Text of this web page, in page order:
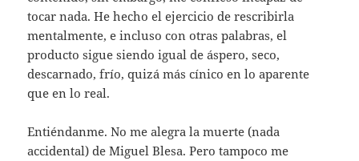
tocar nada. He hecho el ejercicio de rescribirla
mentalmente, e incluso con otras palabras, el
producto sigue siendo igual de áspero, seco,
descarnado, frío, quizá más cínico en lo aparente
que en lo real.
Entiéndanme. No me alegra la muerte (nada
accidental) de Miguel Blesa. Pero tampoco me